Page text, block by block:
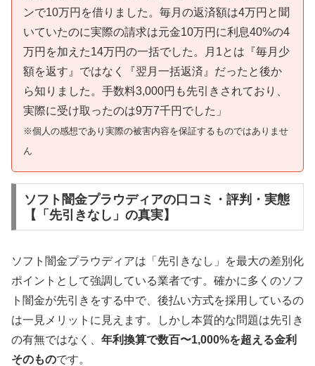
ンで10万円を借りました。毎月の返済額は4万円と聞
いていたのに実際の請求は元金10万円に利息40%の4
万円を加えた14万円の一括でした。月1とは『毎月少
額を返す』ではなく『翌月一括返済』だったと後か
ら知りました。手数料3,000円も先引きされており、
実際に受け取ったのは9万7千円でした」
※個人の感想であり実際の被害内容を保証するものではありませ
ん
ソフト闇金プラウディアの口コミ・評判・実態
【「先引きなし」の真実】
ソフト闇金プラウディアは「先引きなし」を最大の差別化
ポイントとして強調している業者です。確かに多くのソフ
ト闇金が先引きをする中で、後払い方式を採用しているの
は一見メリットに見えます。しかし本質的な問題は先引き
の有無ではなく、 年利換算で数百〜1,000%を超える金利
そのものです。